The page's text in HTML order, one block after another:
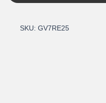
SKU: GV7RE25